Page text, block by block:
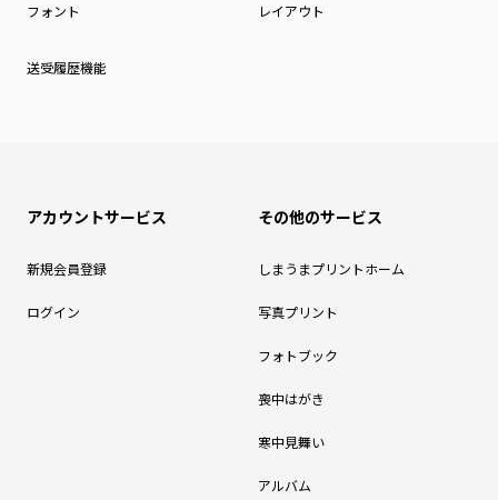
フォント レイアウト
送受履歴機能
アカウントサービス
新規会員登録
ログイン
その他のサービス
しまうまプリントホーム
写真プリント
フォトブック
喪中はがき
寒中見舞い
アルバム